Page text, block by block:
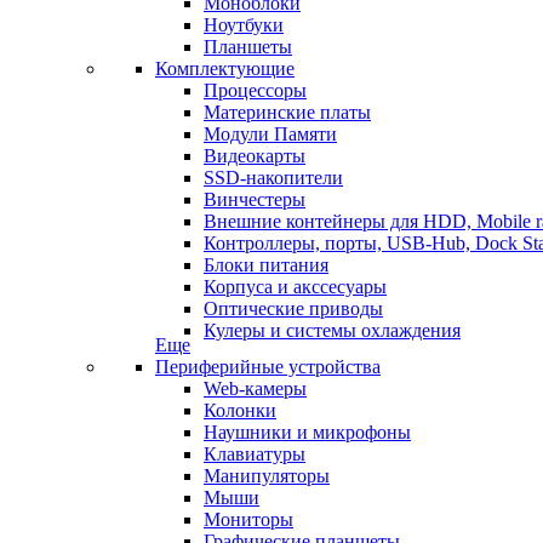
Ноутбуки
Планшеты
Комплектующие
Процессоры
Материнские платы
Модули Памяти
Видеокарты
SSD-накопители
Винчестеры
Внешние контейнеры для HDD, Mobile
Контроллеры, порты, USB-Hub, Dock
Блоки питания
Корпуса и акссесуары
Оптические приводы
Кулеры и системы охлаждения
Еще
Периферийные устройства
Web-камеры
Колонки
Наушники и микрофоны
Клавиатуры
Манипуляторы
Мыши
Мониторы